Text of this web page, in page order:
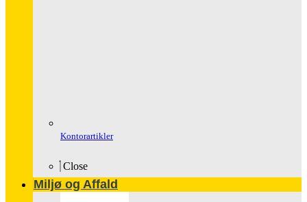
Kontorartikler
Close
Miljø og Affald